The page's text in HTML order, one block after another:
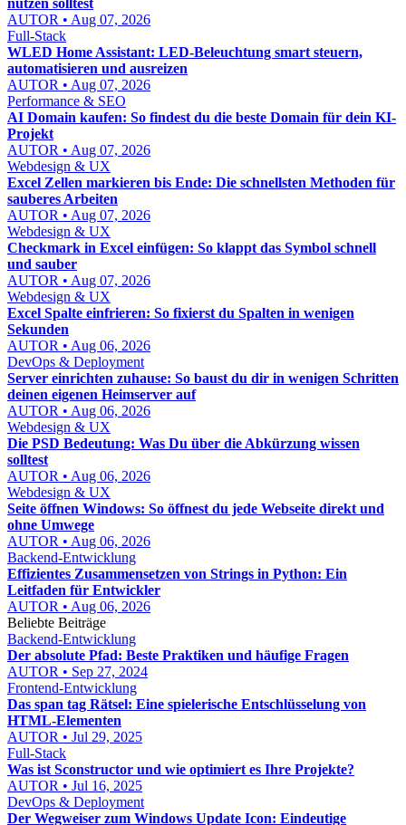
nutzen solltest
AUTOR • Aug 07, 2026
Full-Stack
WLED Home Assistant: LED-Beleuchtung smart steuern,
automatisieren und ausreizen
AUTOR • Aug 07, 2026
Performance & SEO
AI Domain kaufen: So findest du die beste Domain für dein KI-
Projekt
AUTOR • Aug 07, 2026
Webdesign & UX
Excel Zellen markieren bis Ende: Die schnellsten Methoden für
sauberes Arbeiten
AUTOR • Aug 07, 2026
Webdesign & UX
Checkmark in Excel einfügen: So klappt das Symbol schnell
und sauber
AUTOR • Aug 07, 2026
Webdesign & UX
Excel Spalte einfrieren: So fixierst du Spalten in wenigen
Sekunden
AUTOR • Aug 06, 2026
DevOps & Deployment
Server einrichten zuhause: So baust du dir in wenigen Schritten
deinen eigenen Heimserver auf
AUTOR • Aug 06, 2026
Webdesign & UX
Die PSD Bedeutung: Was Du über die Abkürzung wissen
solltest
AUTOR • Aug 06, 2026
Webdesign & UX
Seite öffnen Windows: So öffnest du jede Webseite direkt und
ohne Umwege
AUTOR • Aug 06, 2026
Backend-Entwicklung
Effizientes Zusammensetzen von Strings in Python: Ein
Leitfaden für Entwickler
AUTOR • Aug 06, 2026
Beliebte Beiträge
Backend-Entwicklung
Der absolute Pfad: Beste Praktiken und häufige Fragen
AUTOR • Sep 27, 2024
Frontend-Entwicklung
Das span tag Rätsel: Eine spielerische Entschlüsselung von
HTML-Elementen
AUTOR • Jul 29, 2025
Full-Stack
Was ist Sconstructor und wie optimiert es Ihre Projekte?
AUTOR • Jul 16, 2025
DevOps & Deployment
Der Wegweiser zum Windows Update Icon: Eindeutige